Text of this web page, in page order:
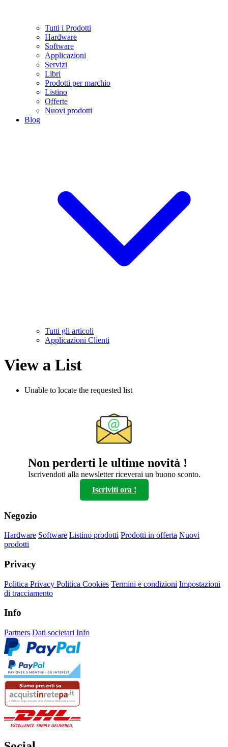
Tutti i Prodotti
Hardware
Software
Applicazioni
Servizi
Libri
Prodotti per marchio
Listino
Offerte
Nuovi prodotti
Blog
Tutti gli articoli
Applicazioni Clienti
View a List
Unable to locate the requested list
Non perderti le ultime novità !
Iscrivendoti alla newsletter riceverai un buono sconto.
Iscriviti ora !
Negozio
Hardware Software Listino prodotti Prodotti in offerta Nuovi
prodotti
Privacy
Politica Privacy Politica Cookies Termini e condizioni Impostazioni
di tracciamento
Info
Partners Dati societari Info